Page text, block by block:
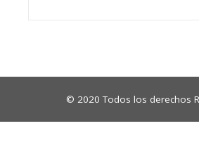
© 2020 Todos los derechos